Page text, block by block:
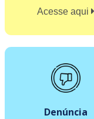
Acesse aqui
Denúncia